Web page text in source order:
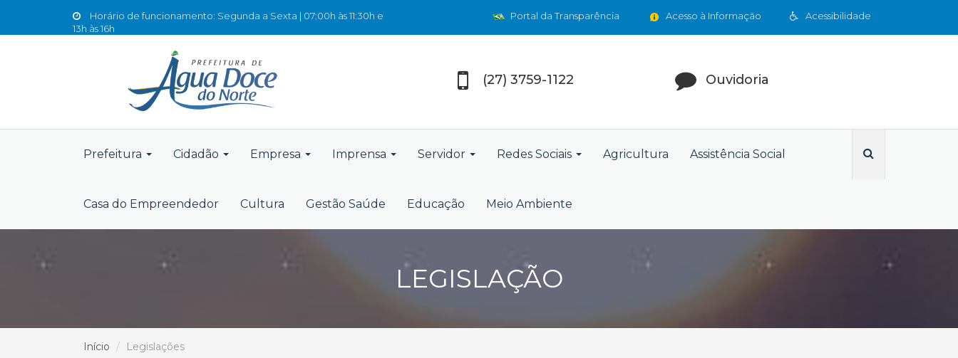
Horário de funcionamento: Segunda a Sexta | 07:00h às 11:30h e
13h às 16h
Acessibilidade
Acesso à Informação
Portal da Transparência
(27) 3759-1122 Ouvidoria
Prefeitura Cidadão Empresa Imprensa Servidor Redes Sociais Agricultura Assistência Social
Casa do Empreendedor Cultura Gestão Saúde Educação Meio Ambiente
LEGISLAÇÃO
Início Legislações